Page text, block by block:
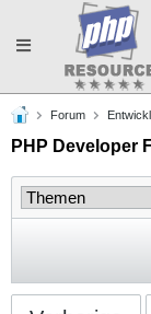
Toggle
navigation
Forum
PHP Developer